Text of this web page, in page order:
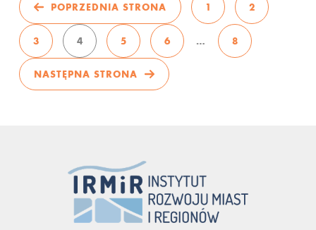
POPRZEDNIA STRONA 1 2
3 4 5 6 … 8
NASTĘPNA STRONA